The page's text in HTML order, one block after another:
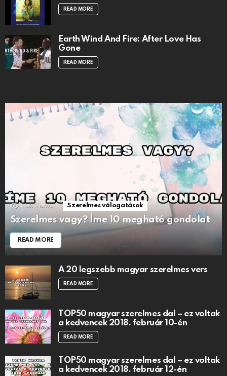
READ MORE
Earth Wind And Fire: After Love Has
Gone
READ MORE
1.5k Views Szerelmes válogatások
Szerelmes vagy? Íme 10 megható gondolat
READ MORE
A 20 legszebb magyar szerelmes vers
READ MORE
TOP50 magyar szerelmes dal – ez voltak
a kedvencek 2018. február 10-én
READ MORE
TOP50 magyar szerelmes dal – ez voltak
a kedvencek 2018. február 12-én